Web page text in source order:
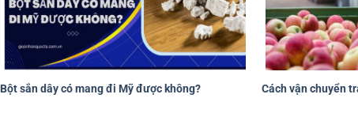
Bột sắn dây có mang đi Mỹ được không? Cách vận chuyển